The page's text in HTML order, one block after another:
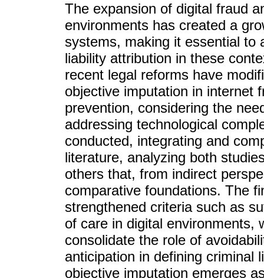
The expansion of digital fraud
environments has created a
systems, making it essential to
liability attribution in these
recent legal reforms have
objective imputation in internet
prevention, considering the
addressing technological
conducted, integrating and
literature, analyzing both
others that, from indirect
comparative foundations. The
strengthened criteria such as
of care in digital environments,
consolidate the role of
anticipation in defining criminal
objective imputation emerges